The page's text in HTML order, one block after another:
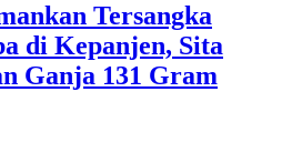
Tersangka
di Kepanjen, Sita
Ganja 131 Gram